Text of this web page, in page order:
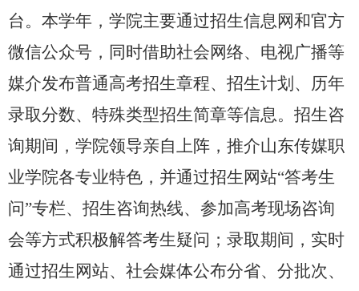
台。本学年，学院主要通过招生信息网和官方
微信公众号， 同时借助社会网络、电视广播等
媒介发布普通高考招生章程、招生计划、历年
录取分数、特殊类型招生简章等信息。招生咨
询期间，学院领导亲自上阵，推介山东传媒职
业学院各专业特色，并通过招生网站“答考生
问”专栏、招生咨询热线、参加高考现场咨询
会等方式积极解答考生疑问；录取期间，实时
通过招生网站、社会媒体公布分省、分批次、